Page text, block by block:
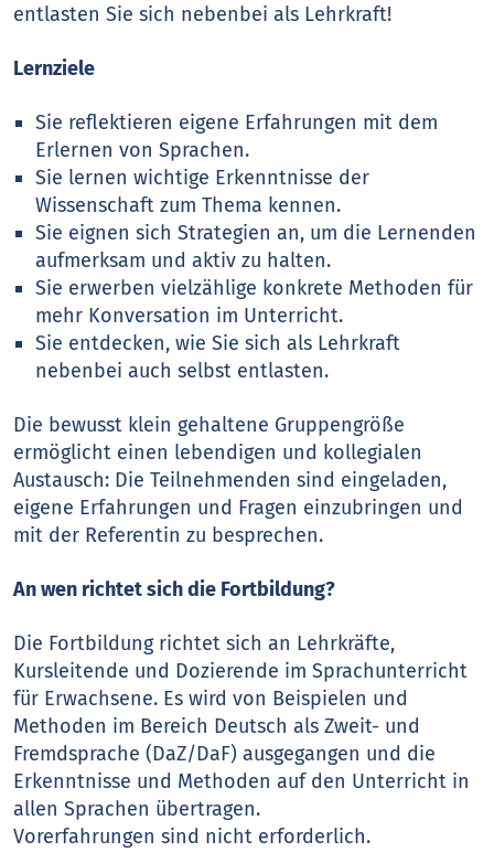
entlasten Sie sich nebenbei als Lehrkraft!
Lernziele
Sie reflektieren eigene Erfahrungen mit dem
Erlernen von Sprachen.
Sie lernen wichtige Erkenntnisse der
Wissenschaft zum Thema kennen.
Sie eignen sich Strategien an, um die Lernenden
aufmerksam und aktiv zu halten.
Sie erwerben vielzählige konkrete Methoden für
mehr Konversation im Unterricht.
Sie entdecken, wie Sie sich als Lehrkraft
nebenbei auch selbst entlasten.
Die bewusst klein gehaltene Gruppengröße
ermöglicht einen lebendigen und kollegialen
Austausch: Die Teilnehmenden sind eingeladen,
eigene Erfahrungen und Fragen einzubringen und
mit der Referentin zu besprechen.
An wen richtet sich die Fortbildung?
Die Fortbildung richtet sich an Lehrkräfte,
Kursleitende und Dozierende im Sprachunterricht
für Erwachsene. Es wird von Beispielen und
Methoden im Bereich Deutsch als Zweit- und
Fremdsprache (DaZ/DaF) ausgegangen und die
Erkenntnisse und Methoden auf den Unterricht in
allen Sprachen übertragen.
Vorerfahrungen sind nicht erforderlich.